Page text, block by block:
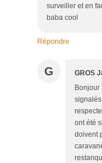
surveiller et en
baba cool
Répondre
G GROS
Bonjour
ont été
doivent